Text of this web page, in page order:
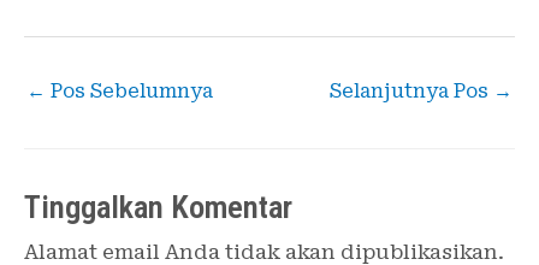
← Pos Sebelumnya Selanjutnya Pos →
Tinggalkan Komentar
Alamat email Anda tidak akan dipublikasikan.